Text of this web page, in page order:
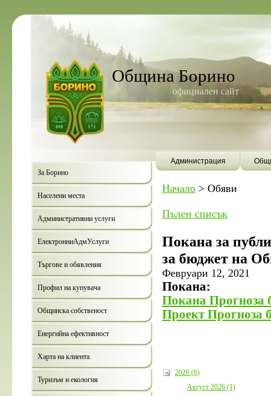
Община Борино
официален сайт
Администрация
За Борино
Населени места
Административни услуги
ЕлектронниАдмУслуги
Търгове и обявления
Профил на купувача
Общинска собственост
Енергийна ефективност
Харта на клиента
Туризъм и екология
Начало > Обяви
Пълен списък
Покана за
за бюджет на
Февруари 12, 2021
Покана:
Покана Прогноза
Проект Прогноза
2026 (6)
Август 2026 (1)
Борино ще бъде
България с план за
съжителство с мечките
повече